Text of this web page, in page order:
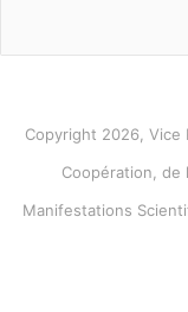
© Copyright 2026,
Coopération, de
Manifestations